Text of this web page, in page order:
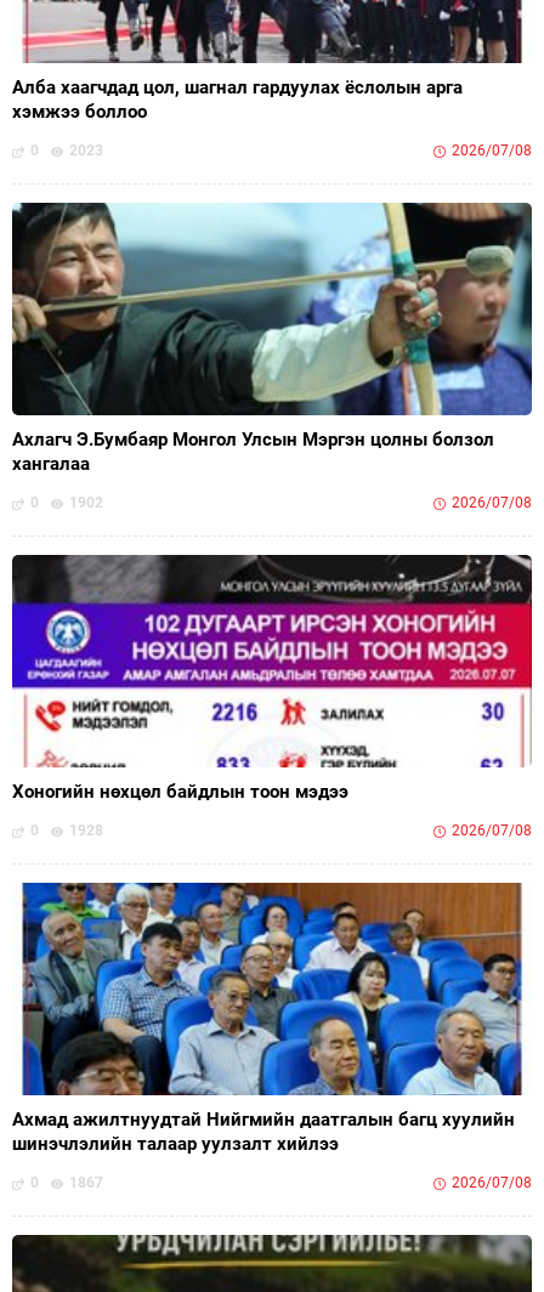
Алба хаагчдад цол, шагнал гардуулах ёслолын арга
хэмжээ боллоо
0 2023 2026/07/08
Ахлагч Э.Бумбаяр Монгол Улсын Мэргэн цолны болзол
хангалаа
0 1902 2026/07/08
Хоногийн нөхцөл байдлын тоон мэдээ
0 1928 2026/07/08
Ахмад ажилтнуудтай Нийгмийн даатгалын багц хуулийн
шинэчлэлийн талаар уулзалт хийлээ
0 1867 2026/07/08